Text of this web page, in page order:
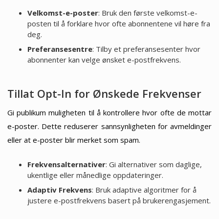
Velkomst-e-poster: Bruk den første velkomst-e-
posten til å forklare hvor ofte abonnentene vil høre fra
deg.
Preferansesentre: Tilby et preferansesenter hvor
abonnenter kan velge ønsket e-postfrekvens.
Tillat Opt-In for Ønskede Frekvenser
Gi publikum muligheten til å kontrollere hvor ofte de mottar
e-poster. Dette reduserer sannsynligheten for avmeldinger
eller at e-poster blir merket som spam.
Frekvensalternativer: Gi alternativer som daglige,
ukentlige eller månedlige oppdateringer.
Adaptiv Frekvens: Bruk adaptive algoritmer for å
justere e-postfrekvens basert på brukerengasjement.